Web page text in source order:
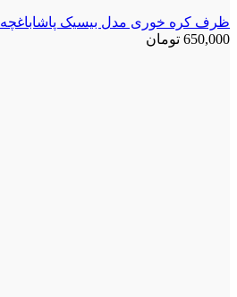
ظرف کره خوری مدل بیسیک پاشاباغچه BASIC-98402
650,000 تومان